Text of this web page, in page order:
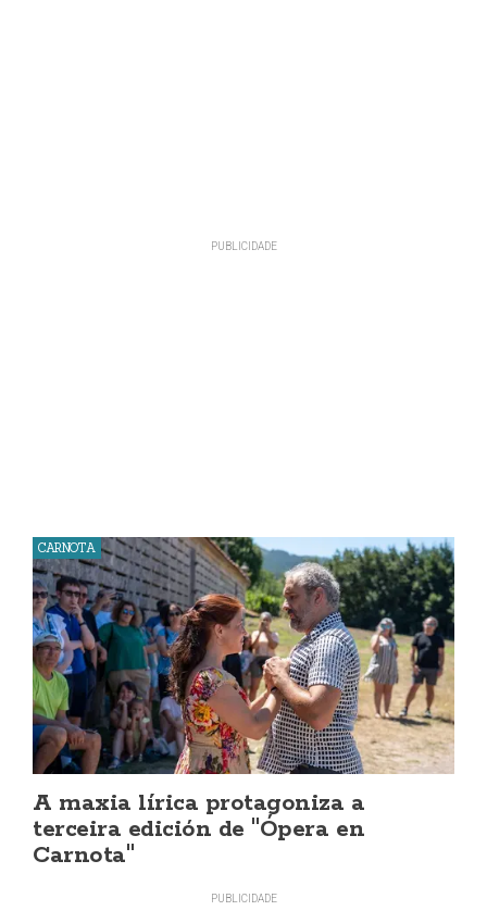
CARNOTA
A maxia lírica protagoniza a
terceira edición de "Ópera en
Carnota"